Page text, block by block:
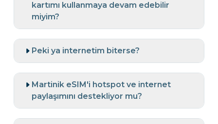
kartımı kullanmaya devam edebilir
miyim?
Peki ya internetim biterse?
Martinik eSIM'i hotspot ve internet
paylaşımını destekliyor mu?